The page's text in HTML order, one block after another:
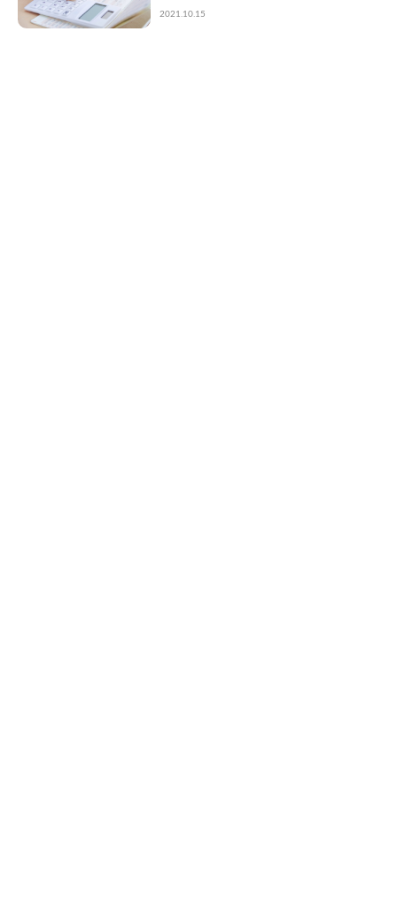
2021.10.15